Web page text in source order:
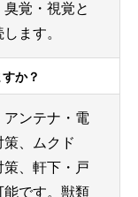
覚・視覚と
ます。
か？
ンテナ・電
、ムクド
策、軒下・戸
能です。獣類